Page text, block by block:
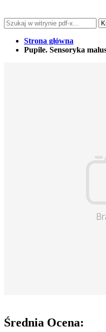
Strona główna
Pupile. Sensoryka
Średnia Ocena: